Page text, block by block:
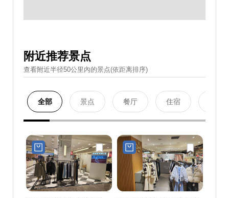
附近推荐景点
查看附近半径50公里內的景点(依距离排序)
全部 景点 餐厅 住宿